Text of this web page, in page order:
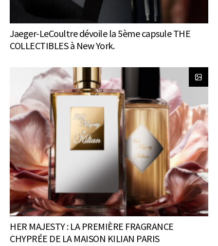
Jaeger-LeCoultre dévoile la 5ème capsule THE
COLLECTIBLES à New York.
HER MAJESTY : LA PREMIÈRE FRAGRANCE
CHYPRÉE DE LA MAISON KILIAN PARIS